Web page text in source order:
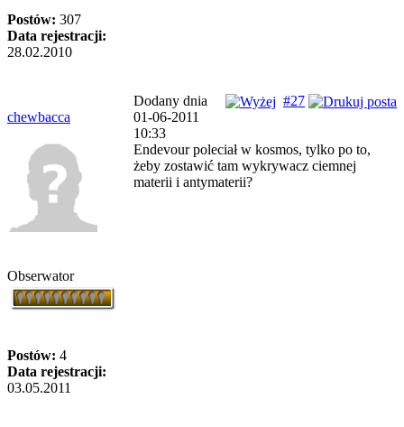
Postów: 307
Data rejestracji:
28.02.2010
chewbacca
#27
Dodany dnia
01-06-2011
10:33
Obserwator
Postów: 4
Data rejestracji:
03.05.2011
Endevour poleciał w kosmos, tylko po to,
żeby zostawić tam wykrywacz ciemnej
materii i antymaterii?